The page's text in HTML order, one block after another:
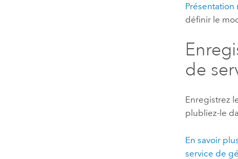
définir le
de
Enregistrez
plubliez-le
En savoir
service de